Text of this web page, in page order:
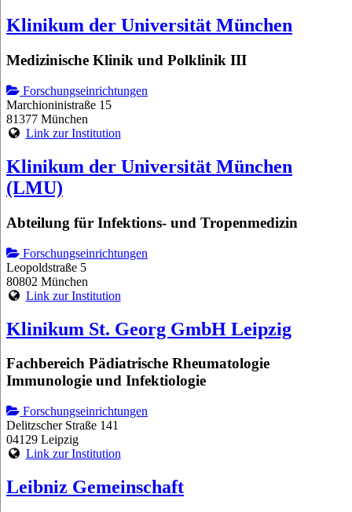
Klinikum der Universität München
Medizinische Klinik und Polklinik III
Forschungseinrichtungen
Marchioninistraße 15
81377 München
Link zur Institution
Klinikum der Universität München
(LMU)
Abteilung für Infektions- und Tropenmedizin
Forschungseinrichtungen
Leopoldstraße 5
80802 München
Link zur Institution
Klinikum St. Georg GmbH Leipzig
Fachbereich Pädiatrische Rheumatologie
Immunologie und Infektiologie
Forschungseinrichtungen
Delitzscher Straße 141
04129 Leipzig
Link zur Institution
Leibniz Gemeinschaft